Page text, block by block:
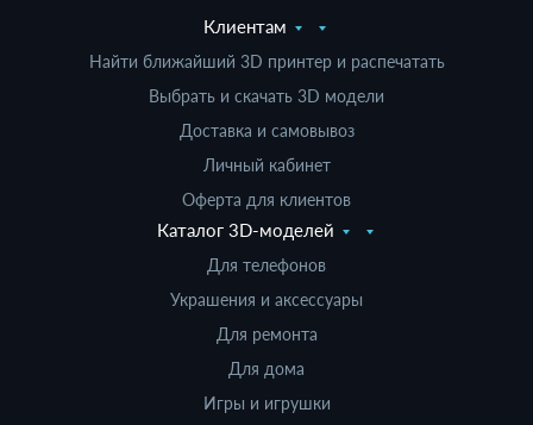
Клиентам
Найти ближайший 3D принтер и распечатать
Выбрать и скачать 3D модели
Доставка и самовывоз
Личный кабинет
Оферта для клиентов
Каталог 3D-моделей
Для телефонов
Украшения и аксессуары
Для ремонта
Для дома
Игры и игрушки